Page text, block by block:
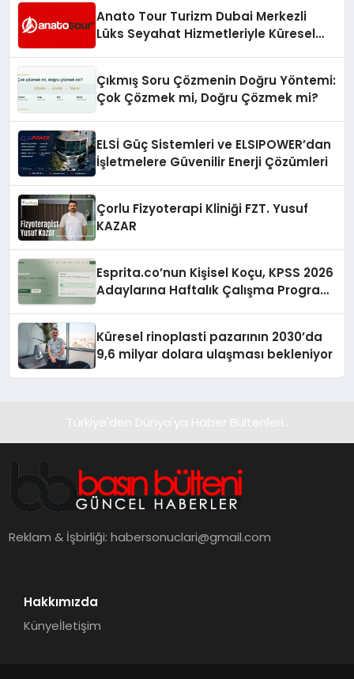
Anato Tour Turizm Dubai Merkezli
Lüks Seyahat Hizmetleriyle Küresel
Çıkmış Soru Çözmenin Doğru Yöntemi:
Çok Çözmek mi, Doğru Çözmek mi?
ELSİ Güç Sistemleri ve ELSIPOWER’dan
İşletmelere Güvenilir Enerji Çözümleri
Çorlu Fizyoterapi Kliniği FZT. Yusuf
KAZAR
Esprita.co’nun Kişisel Koçu, KPSS 2026
Adaylarına Haftalık Çalışma Programı
Küresel rinoplasti pazarının 2030’da
9,6 milyar dolara ulaşması bekleniyor
Türkiye'den Dünya'ya Haber Bültenleri..
Reklam & İşbirliği:habersonuclari@gmail.com
Hakkımızda
Künyeİletişim